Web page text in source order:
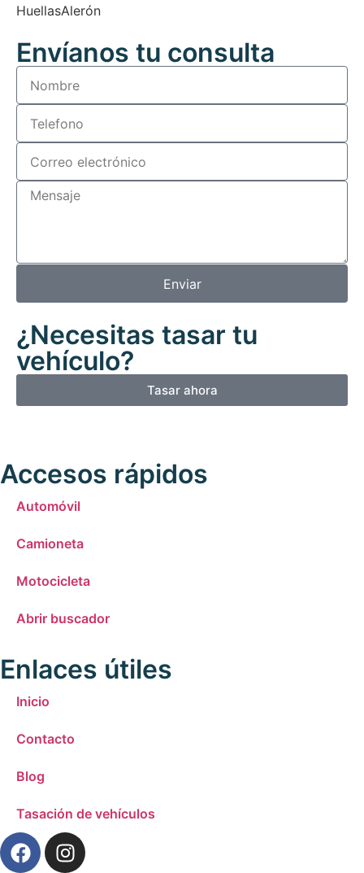
HuellasAlerón
Envíanos tu consulta
Enviar
¿Necesitas tasar tu
vehículo?
Tasar ahora
Accesos rápidos
Automóvil
Camioneta
Motocicleta
Abrir buscador
Enlaces útiles
Inicio
Contacto
Blog
Tasación de vehículos